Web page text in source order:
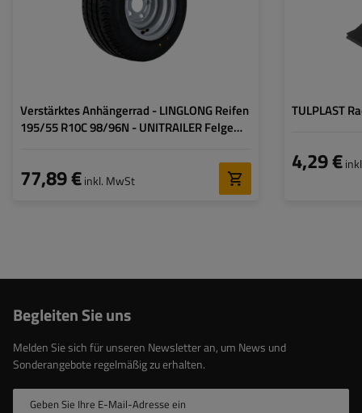
Verstärktes Anhängerrad - LINGLONG Reifen
195/55 R10C 98/96N - UNITRAILER Felge
77,89 €inkl. MwSt
Einpresstiefe (ET):
-4
TULPLAST
4,29 €
Begleiten Sie uns
Melden Sie sich für unseren Newsletter an, um News und
Sonderangebote regelmäßig zu erhalten.
Geben Sie Ihre E-Mail-Adresse ein